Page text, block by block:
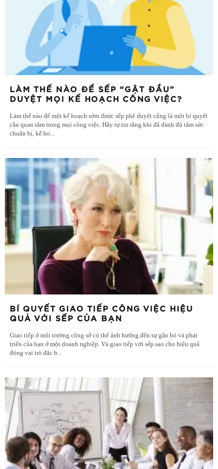
LÀM THẾ NÀO ĐỂ SẾP “GẬT ĐẦU”
DUYỆT MỌI KẾ HOẠCH CÔNG VIỆC?
Làm thế nào để một kế hoạch sớm được sếp phê duyệt cũng là một bí quyết
cần quan tâm trong mọi công việc. Hãy tự tin rằng khi đã dành đủ tâm sức
chuẩn bị, kế ho
BÍ QUYẾT GIAO TIẾP CÔNG VIỆC HIỆU
QUẢ VỚI SẾP CỦA BẠN
Giao tiếp ở môi trường công sở có thể ảnh hưởng đến sự gắn bó và phát
triển của bạn ở một doanh nghiệp. Và giao tiếp với sếp sao cho hiệu quả
đóng vai trò đặc b